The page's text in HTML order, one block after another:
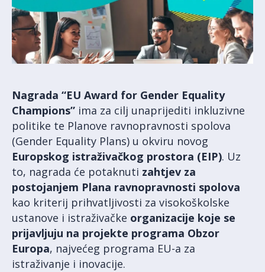
Nagrada “EU Award for Gender Equality
Champions” ima za cilj unaprijediti inkluzivne
politike te Planove ravnopravnosti spolova
(Gender Equality Plans) u okviru novog
Europskog istraživačkog prostora (EIP). Uz
to, nagrada će potaknuti zahtjev za
postojanjem Plana ravnopravnosti spolova
kao kriterij prihvatljivosti za visokoškolske
ustanove i istraživačke organizacije koje se
prijavljuju na projekte programa Obzor
Europa, najvećeg programa EU-a za
istraživanje i inovacije.